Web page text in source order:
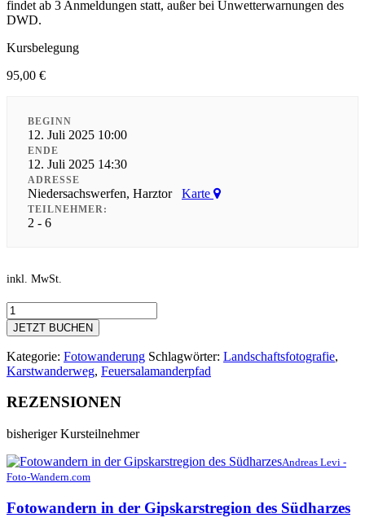
findet ab 3 Anmeldungen statt, außer bei Unwetterwarnungen des
DWD.
Kursbelegung
95,00 €
BEGINN
12. Juli 2025 10:00
ENDE
12. Juli 2025 14:30
ADRESSE
Niedersachswerfen, Harztor Karte
TEILNEHMER:
2 - 6
inkl. MwSt.
Fotowanderung
auf
dem
Feuersalamanderpfad
im
Südharz
Menge
JETZT BUCHEN
Kategorie: Fotowanderung Schlagwörter: Landschaftsfotografie,
Karstwanderweg, Feuersalamanderpfad
REZENSIONEN
bisheriger Kursteilnehmer
Andreas Levi -
Foto-Wandern.com
Fotowandern in der Gipskarstregion des Südharzes